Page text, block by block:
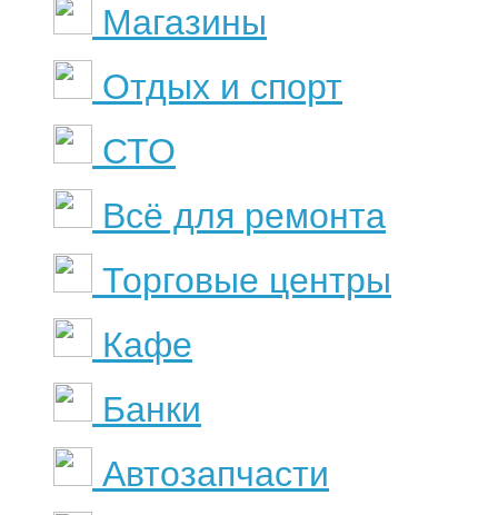
Магазины
Отдых и спорт
СТО
Всё для ремонта
Торговые центры
Кафе
Банки
Автозапчасти